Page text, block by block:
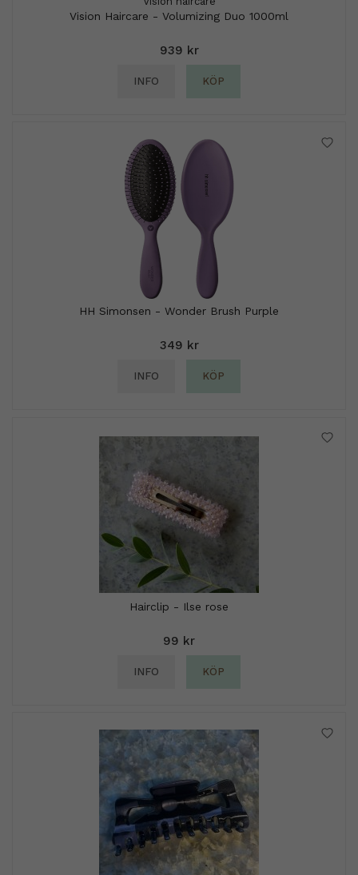
Vision Haircare - Volumizing Duo 1000ml
939 kr
INFO KÖP
HH Simonsen - Wonder Brush Purple
349 kr
INFO KÖP
Hairclip - Ilse rose
99 kr
INFO KÖP